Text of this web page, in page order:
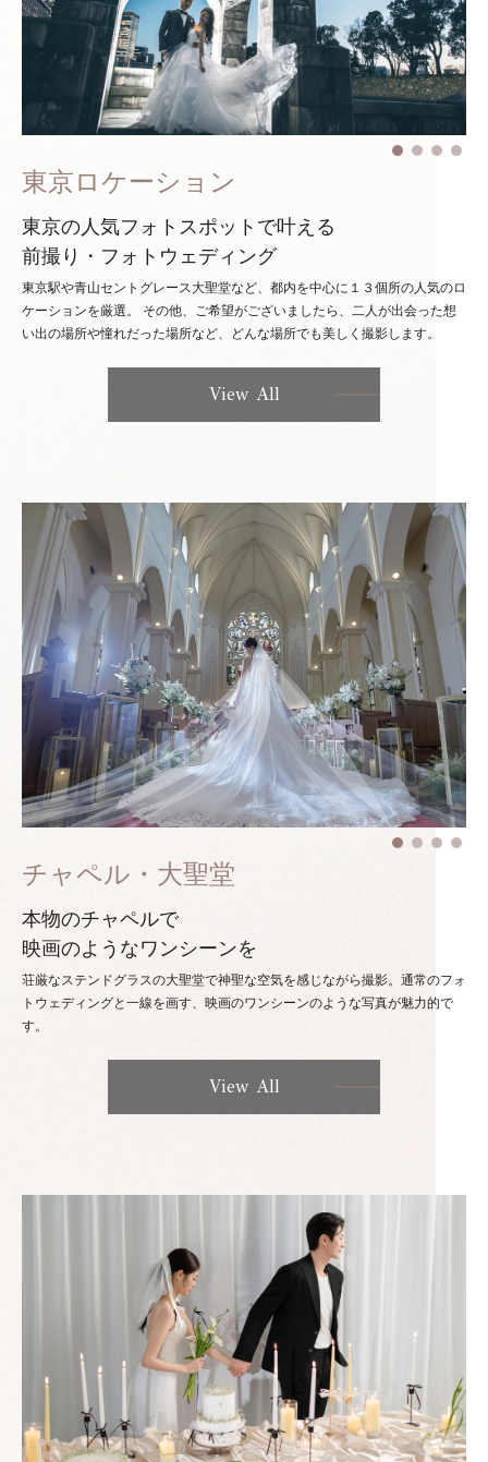
東京ロケーション
東京の人気フォトスポットで叶える
前撮り・フォトウェディング
東京駅や青山セントグレース大聖堂など、都内を中心に１３個所の人気のロ
ケーションを厳選。 その他、ご希望がございましたら、二人が出会った想
い出の場所や憧れだった場所など、どんな場所でも美しく撮影します。
View All
チャペル・大聖堂
本物のチャペルで
映画のようなワンシーンを
荘厳なステンドグラスの大聖堂で神聖な空気を感じながら撮影。通常のフォ
トウェディングと一線を画す、映画のワンシーンのような写真が魅力的で
す。
View All